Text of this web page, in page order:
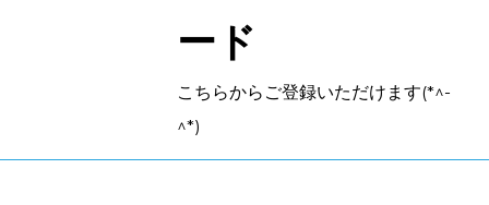
ード
こちらからご登録いただけます(*^-
^*)